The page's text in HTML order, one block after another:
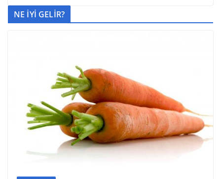
NE İYİ GELİR?